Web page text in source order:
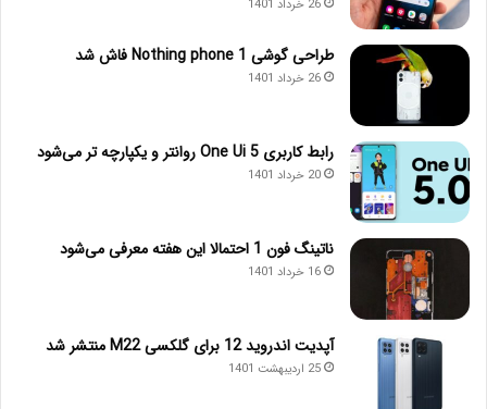
26 خرداد 1401
طراحی گوشی Nothing phone 1 فاش شد
26 خرداد 1401
رابط کاربری One Ui 5 روانتر و یکپارچه تر می‌شود
20 خرداد 1401
ناتینگ فون 1 احتمالا این هفته معرفی می‌شود
16 خرداد 1401
آپدیت اندروید 12 برای گلکسی M22 منتشر شد
25 اردیبهشت 1401